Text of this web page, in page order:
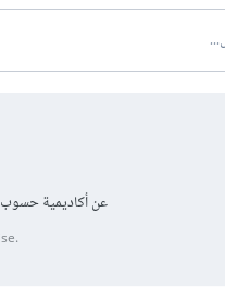
عن أكاديمية حسوب